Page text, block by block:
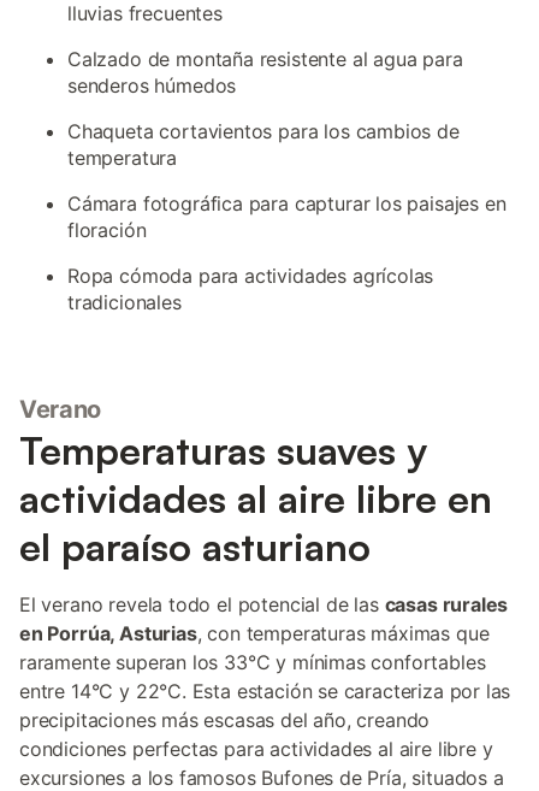
lluvias frecuentes
Calzado de montaña resistente al agua para
senderos húmedos
Chaqueta cortavientos para los cambios de
temperatura
Cámara fotográfica para capturar los paisajes en
floración
Ropa cómoda para actividades agrícolas
tradicionales
Verano
Temperaturas suaves y
actividades al aire libre en
el paraíso asturiano
El verano revela todo el potencial de las casas rurales
en Porrúa, Asturias, con temperaturas máximas que
raramente superan los 33°C y mínimas confortables
entre 14°C y 22°C. Esta estación se caracteriza por las
precipitaciones más escasas del año, creando
condiciones perfectas para actividades al aire libre y
excursiones a los famosos Bufones de Pría, situados a